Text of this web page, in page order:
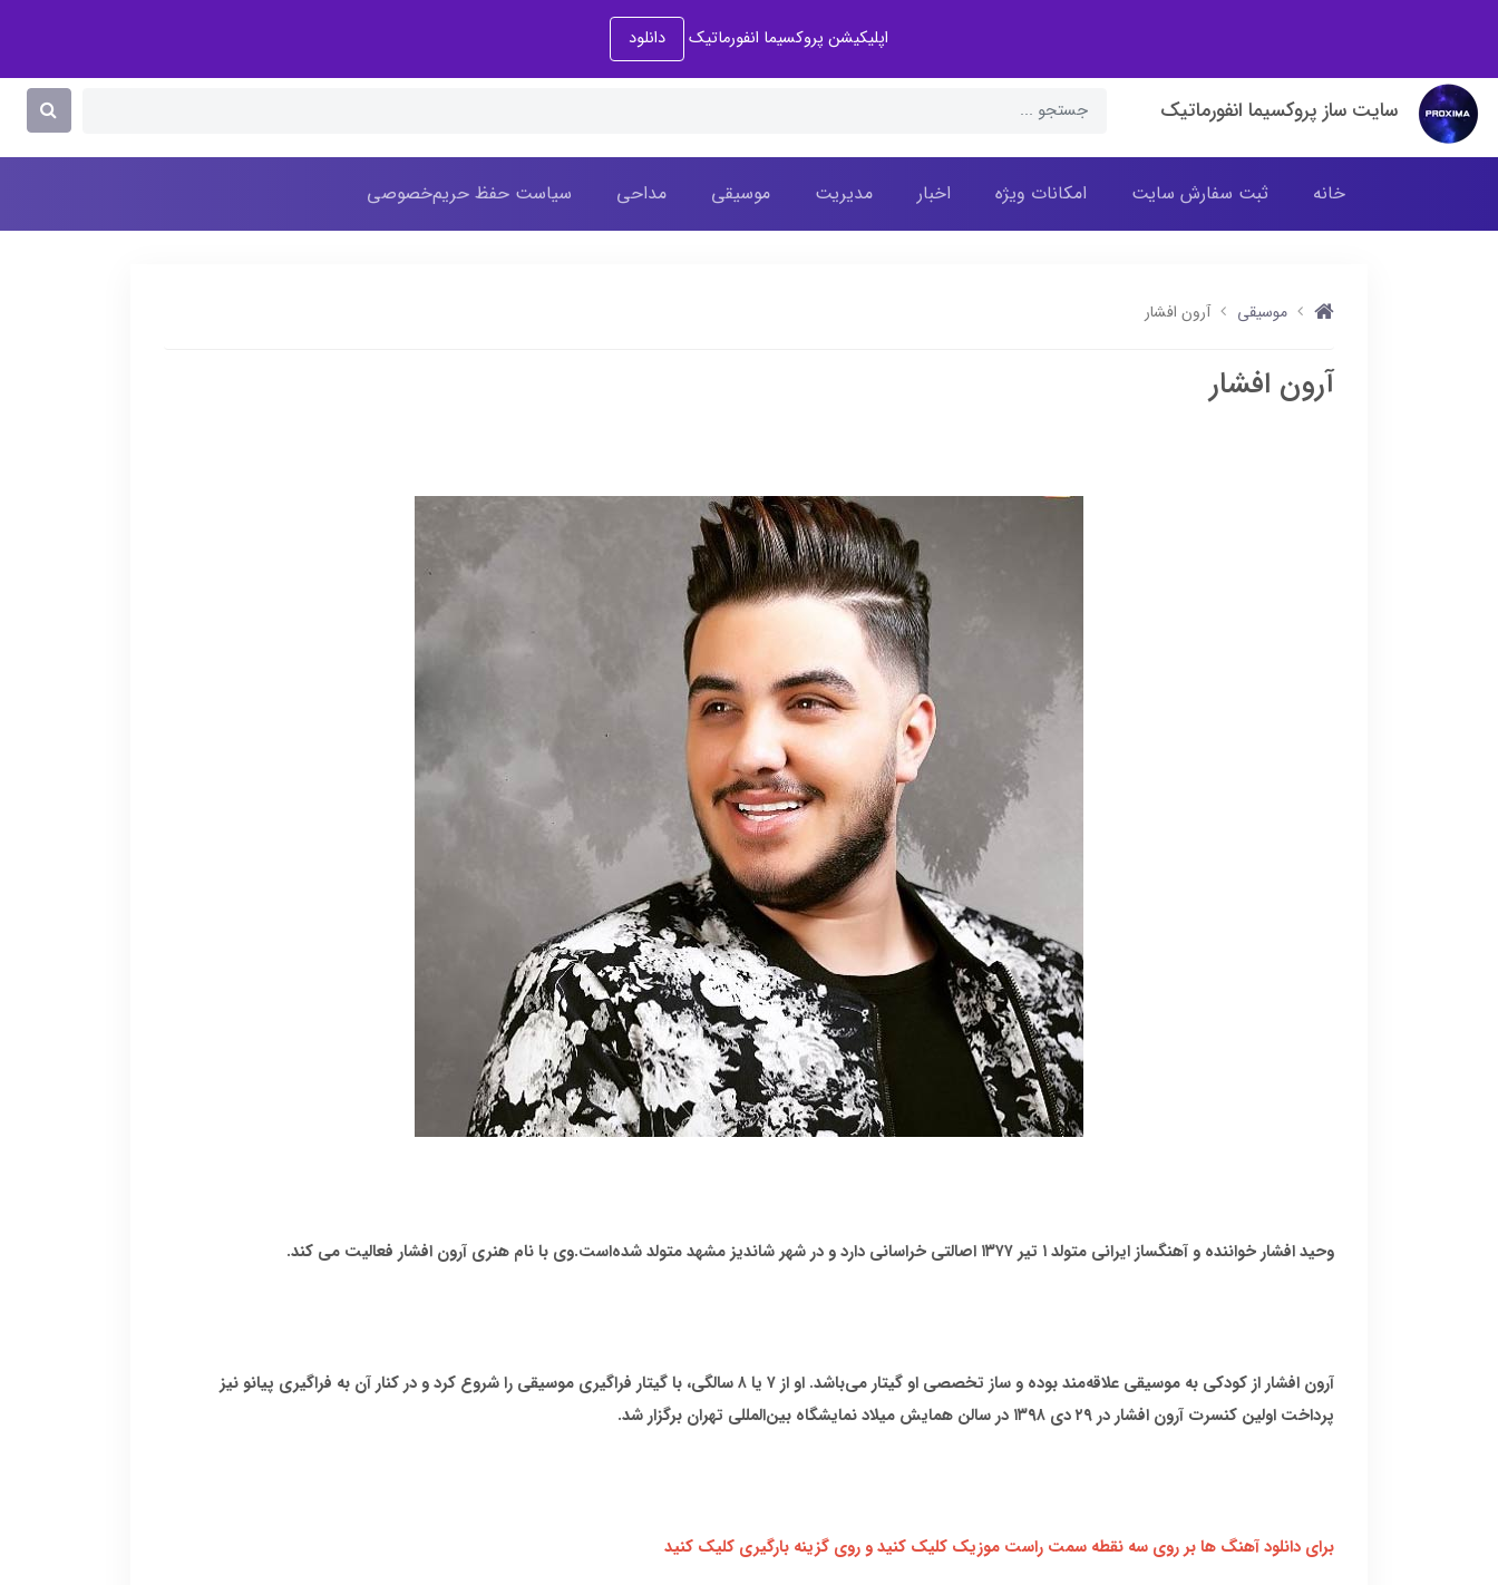
اپلیکیشن پروکسیما انفورماتیک دانلود
سایت ساز پروکسیما انفورماتیک
خانه ثبت سفارش سایت امکانات ویژه اخبار مدیریت موسیقی مداحی سیاست حفظ حریم‌خصوصی
موسیقی آرون افشار
آرون افشار
وحید افشار خواننده و آهنگساز ایرانی متولد ۱ تیر ۱۳۷۷ اصالتی خراسانی دارد و در شهر شاندیز مشهد متولد شده‌است.وی با نام هنری آرون افشار فعالیت می کند.
آرون افشار از کودکی به موسیقی علاقه‌مند بوده و ساز تخصصی او گیتار می‌باشد. او از ۷ یا ۸ سالگی، با گیتار فراگیری موسیقی را شروع کرد و در کنار آن به فراگیری پیانو نیز
پرداخت اولین کنسرت آرون افشار در ۲۹ دی ۱۳۹۸ در سالن همایش میلاد نمایشگاه بین‌المللی تهران برگزار شد.
برای دانلود آهنگ ها بر روی سه نقطه سمت راست موزیک کلیک کنید و روی گزینه بارگیری کلیک کنید